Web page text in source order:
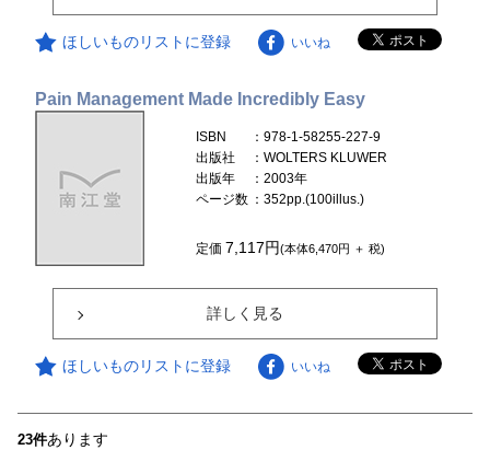
ほしいものリストに登録 いいね
Pain Management Made Incredibly Easy
ISBN
：978-1-58255-227-9
出版社
：WOLTERS KLUWER
出版年
：2003年
ページ数 ：352pp.(100illus.)
定価 7,117円(本体6,470円 ＋ 税)
詳しく見る
ほしいものリストに登録 いいね
23件あります